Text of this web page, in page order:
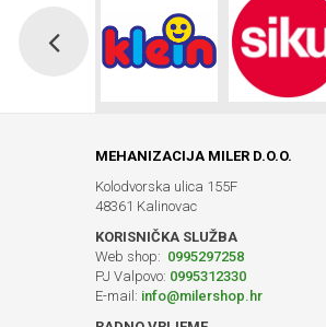
MEHANIZACIJA MILER D.O.O.
Kolodvorska ulica 155F
48361 Kalinovac
KORISNIČKA SLUŽBA
Web shop: 0995297258
PJ Valpovo: 0995312330
E-mail: info@milershop.hr